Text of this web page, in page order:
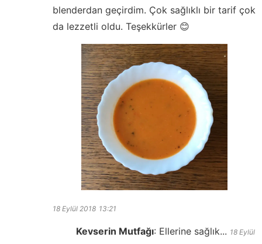
blenderdan geçirdim. Çok sağlıklı bir tarif çok
da lezzetli oldu. Teşekkürler 😊
18 Eylül 2018 13:21
Kevserin Mutfağı: Ellerine sağlık... 18 Eylül